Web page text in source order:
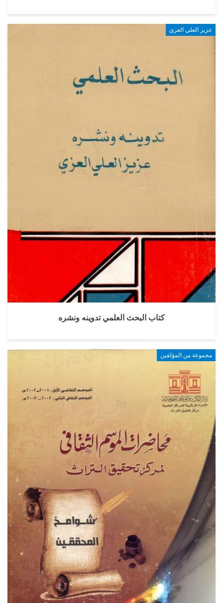
عزيز العلي العزي
كتاب البحث العلمي تدوينه ونشره
مجموعة من المؤلفين